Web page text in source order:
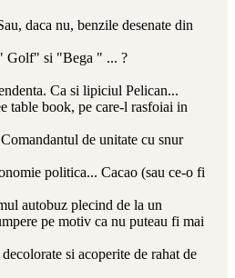
daca nu, benzile desenate din
Golf" si "Bega " ... ?
Ca si lipiciul Pelican...
table book, pe care-l rasfoiai in
de unitate cu snur
politica... Cacao (sau ce-o fi
autobuz plecind de la un
pe motiv ca nu puteau fi mai
si acoperite de rahat de